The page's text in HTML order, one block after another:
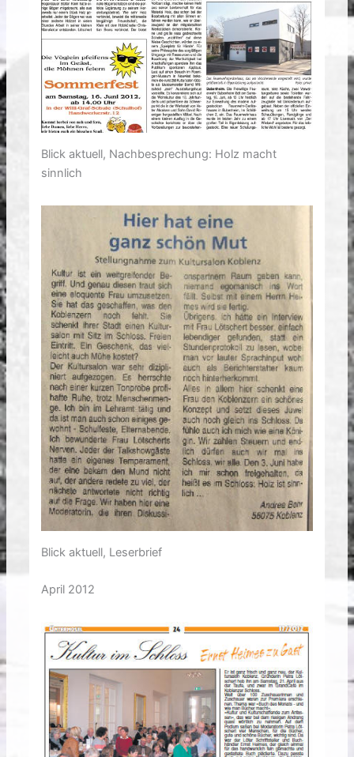
Blick aktuell, Nachbesprechung: Holz macht
sinnlich
Blick aktuell, Leserbrief
April 2012